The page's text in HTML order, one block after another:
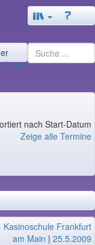
Login
nach Start-Datum
Zeige alle Termine
Kasinoschule Frankfurt
am Main | 25.5.2009